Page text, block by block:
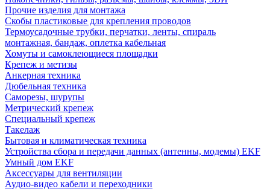
Прочие изделия для монтажа
Скобы пластиковые для крепления проводов
Термоусадочные трубки, перчатки, ленты, спираль
монтажная, бандаж, оплетка кабельная
Хомуты и самоклеющиеся площадки
Крепеж и метизы
Анкерная техника
Дюбельная техника
Саморезы, шурупы
Метрический крепеж
Специальный крепеж
Такелаж
Бытовая и климатическая техника
Устройства сбора и передачи данных (антенны, модемы) EKF
Умный дом EKF
Аксессуары для вентиляции
Аудио-видео кабели и переходники